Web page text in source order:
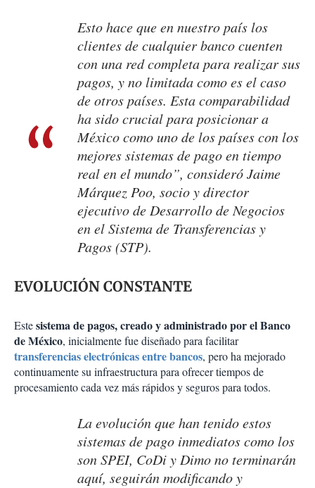
Esto hace que en nuestro país los
clientes de cualquier banco cuenten
con una red completa para realizar sus
pagos, y no limitada como es el caso
de otros países. Esta comparabilidad
ha sido crucial para posicionar a
México como uno de los países con los
mejores sistemas de pago en tiempo
real en el mundo”, consideró Jaime
Márquez Poo, socio y director
ejecutivo de Desarrollo de Negocios
en el Sistema de Transferencias y
Pagos (STP).
EVOLUCIÓN CONSTANTE
Estesistema de pagos, creado y administrado por el Banco
de México, inicialmente fue diseñado para facilitar
transferencias electrónicas entre bancos, pero ha mejorado
continuamente su infraestructura para ofrecer tiempos de
procesamiento cada vez más rápidos y seguros para todos.
La evolución que han tenido estos
sistemas de pago inmediatos como los
son SPEI, CoDi y Dimo no terminarán
aquí, seguirán modificando y